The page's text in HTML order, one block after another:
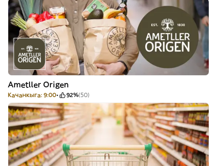
Ametller Origen
Качанкыга: 9:00 92%(50)